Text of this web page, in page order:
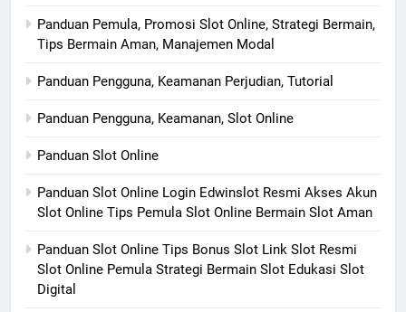
Panduan Pemula, Promosi Slot Online, Strategi Bermain,
Tips Bermain Aman, Manajemen Modal
Panduan Pengguna, Keamanan Perjudian, Tutorial
Panduan Pengguna, Keamanan, Slot Online
Panduan Slot Online
Panduan Slot Online Login Edwinslot Resmi Akses Akun
Slot Online Tips Pemula Slot Online Bermain Slot Aman
Panduan Slot Online Tips Bonus Slot Link Slot Resmi
Slot Online Pemula Strategi Bermain Slot Edukasi Slot
Digital